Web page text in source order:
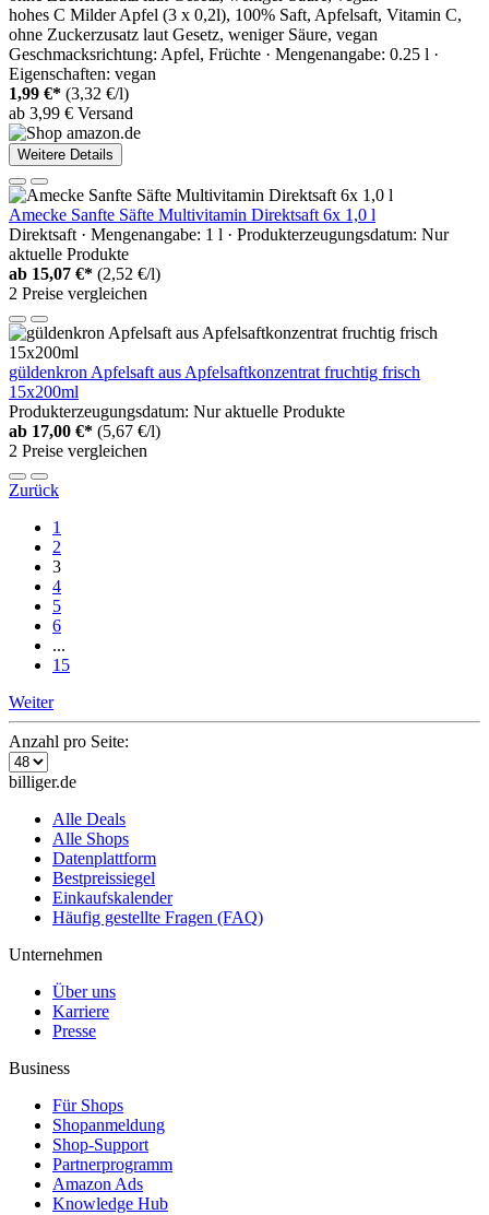
hohes C Milder Apfel (3 x 0,2l), 100% Saft, Apfelsaft, Vitamin C,
ohne Zuckerzusatz laut Gesetz, weniger Säure, vegan
Geschmacksrichtung: Apfel, Früchte · Mengenangabe: 0.25 l ·
Eigenschaften: vegan
1,99 €* (3,32 €/l)
ab 3,99 € Versand
Weitere Details
Amecke Sanfte Säfte Multivitamin Direktsaft 6x 1,0 l
Direktsaft · Mengenangabe: 1 l · Produkterzeugungsdatum: Nur
aktuelle Produkte
ab 15,07 €* (2,52 €/l)
2 Preise vergleichen
güldenkron Apfelsaft aus Apfelsaftkonzentrat fruchtig frisch
15x200ml
Produkterzeugungsdatum: Nur aktuelle Produkte
ab 17,00 €* (5,67 €/l)
2 Preise vergleichen
Zurück
1
2
3
4
5
6
...
15
Weiter
Anzahl pro Seite:
billiger.de
Alle Deals
Alle Shops
Datenplattform
Bestpreissiegel
Einkaufskalender
Häufig gestellte Fragen (FAQ)
Unternehmen
Über uns
Karriere
Presse
Business
Für Shops
Shopanmeldung
Shop-Support
Partnerprogramm
Amazon Ads
Knowledge Hub